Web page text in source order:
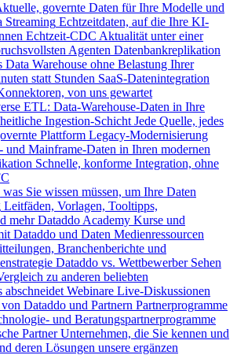
governte Daten für Ihre Modelle und
Streaming Echtzeitdaten, auf die Ihre KI-
Echtzeit-CDC Aktualität unter einer
Agenten Datenbankreplikation
Warehouse ohne Belastung Ihrer
statt Stunden SaaS-Datenintegration
von uns gewartet
ETL: Data-Warehouse-Daten in Ihre
Ingestion-Schicht Jede Quelle, jedes
Plattform Legacy-Modernisierung
und Mainframe-Daten in Ihren modernen
Schnelle, konforme Integration, ohne
Sie wissen müssen, um Ihre Daten
Leitfäden, Vorlagen, Tooltipps,
mehr Dataddo Academy Kurse und
Dataddo und Daten Medienressourcen
Branchenberichte und
Dataddo vs. Wettbewerber Sehen
zu anderen beliebten
abschneidet Webinare Live-Diskussionen
Dataddo und Partnern Partnerprogramme
und Beratungspartnerprogramme
Partner Unternehmen, die Sie kennen und
deren Lösungen unsere ergänzen